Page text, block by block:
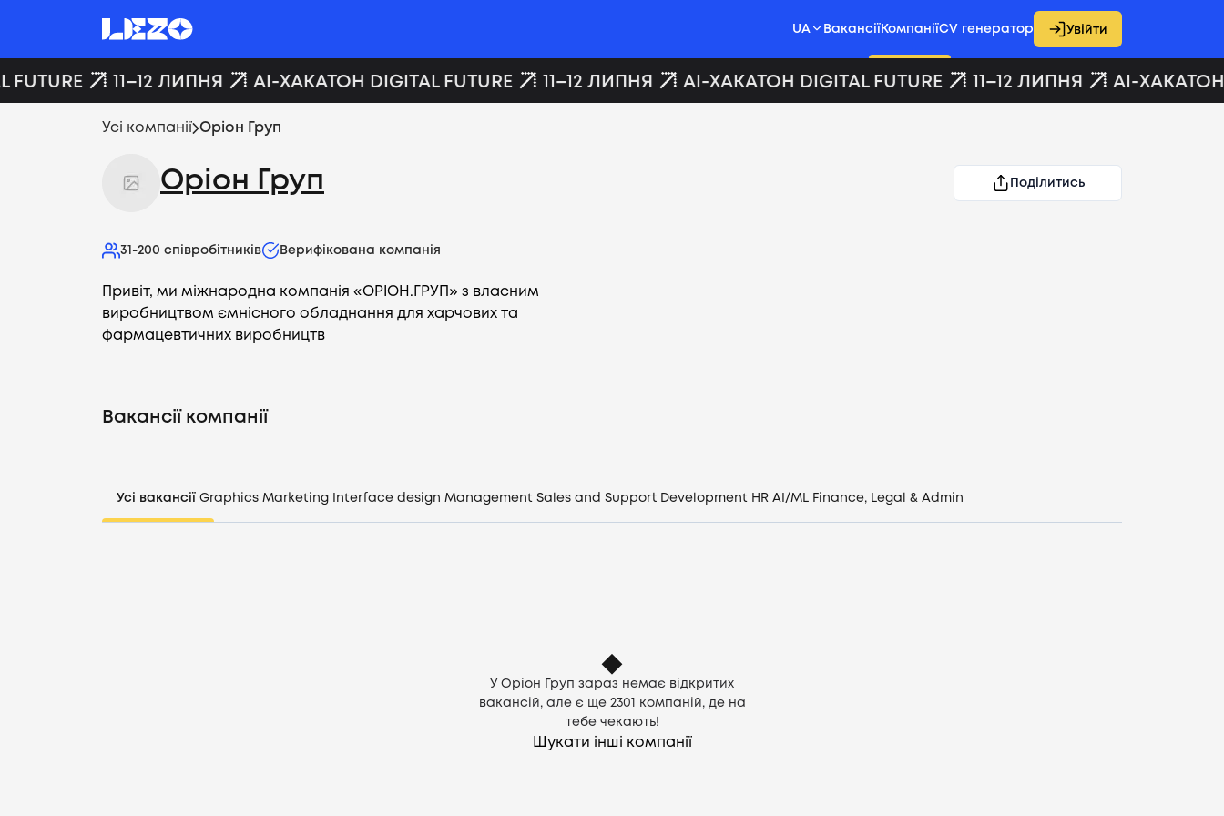
CV генератор
UA Вакансії КомпаніїCV генератор Увійти
11–12 ЛИПНЯ AI-ХАКАТОН DIGITAL FUTURE 11–12 ЛИПНЯ AI-ХАКАТОН DIGITAL FUTURE 11–12 ЛИПНЯ AI-ХАКАТОН
Усі компанії Оріон Груп
Оріон Груп Поділитись
31-200 співробітників Верифікована компанія
Привіт, ми міжнародна компанія «ОРІОН.ГРУП» з власним
виробництвом ємнісного обладнання для харчових та
фармацевтичних виробництв
Вакансії компанії
Усі вакансії Graphics Marketing Interface design Management Sales and Support Development HR AI/ML Finance, Legal & Admin
У Оріон Груп зараз немає відкритих
вакансій, але є ще 2301
компаній, де на
тебе чекають!
Шукати інші компанії